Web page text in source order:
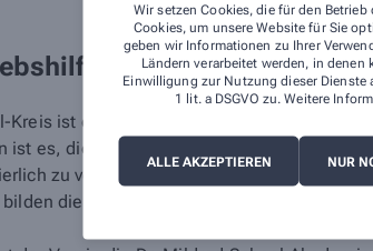
Wir setzen Cookies, die für den
Cookies, um unsere Website für Sie
geben wir Informationen zu Ihrer
Ländern verarbeitet werden, in
Einwilligung zur Nutzung dieser Dienste
1 lit. a DSGVO zu. Weitere
ALLE AKZEPTIEREN NUR
Kreis ist der Förderverein der Deutschen
ist es, die Versorgung und Betreuung
zu verbessern.
die dauerhafte Basis für die